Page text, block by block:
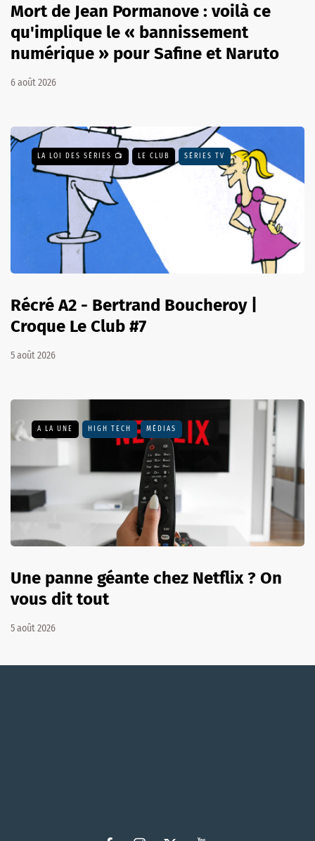
Mort de Jean Pormanove : voilà ce
qu'implique le « bannissement
numérique » pour Safine et Naruto
6 août 2026
LA LOI DES SÉRIES 📺 LE CLUB SÉRIES TV
Récré A2 - Bertrand Boucheroy |
Croque Le Club #7
5 août 2026
A LA UNE HIGH TECH MÉDIAS
Une panne géante chez Netflix ? On
vous dit tout
5 août 2026